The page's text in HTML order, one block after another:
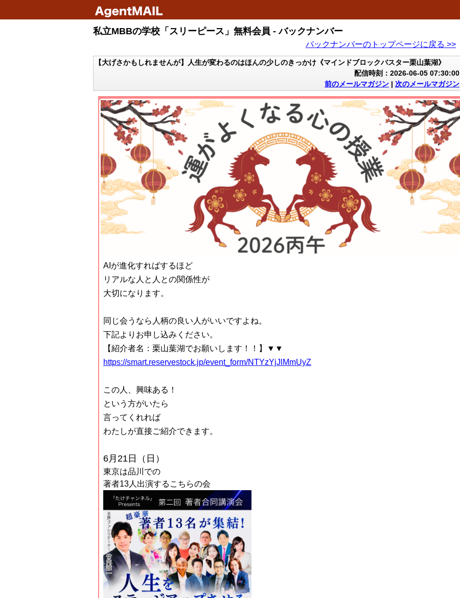
私立MBBの学校「スリーピース」無料会員 - バックナンバー
バックナンバーのトップページに戻る >>
【大げさかもしれませんが】人生が変わるのはほんの少しのきっかけ《マインドブロックバスター栗山葉湖》
配信時刻：2026-06-05 07:30:00
前のメールマガジン | 次のメールマガジン
AIが進化すればするほど
リアルな人と人との関係性が
大切になります。
同じ会うなら人柄の良い人がいいですよね。
下記よりお申し込みください。
【紹介者名：栗山葉湖でお願いします！！】▼▼
https://smart.reservestock.jp/event_form/NTYzYjJlMmUyZ
この人、興味ある！
という方がいたら
言ってくれれば
わたしが直接ご紹介できます。
6月21日（日）
東京は品川での
著者13人出演するこちらの会